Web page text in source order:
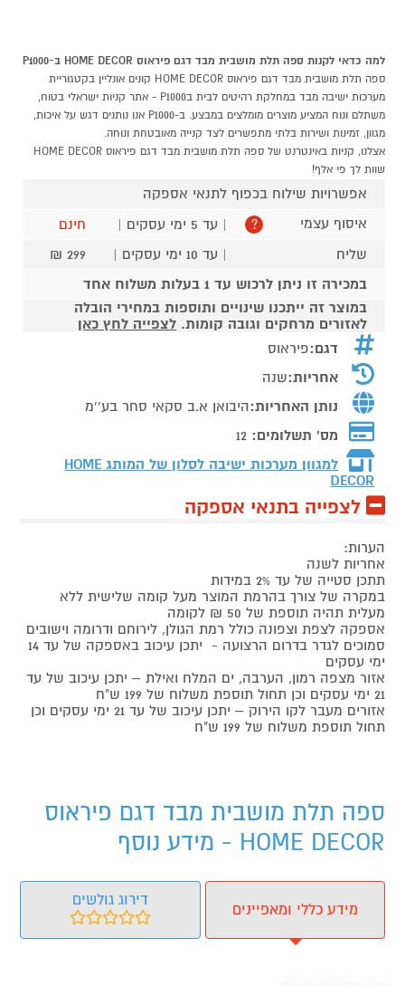
למה כדאי לקנות ספה תלת מושבית מבד דגם פיראוס HOME DECOR ב-P1000
ספה תלת מושבית מבד דגם פיראוס HOME DECOR קונים אונליין בקטגוריית
מערכות ישיבה מבד במחלקת רהיטים לבית בP1000 - אתר קניות ישראלי בטוח,
משתלם ונוח המציע מוצרים מומלצים במבצע. ב-P1000 אנו נותנים דגש על איכות,
מגוון, זמינות ושירות בלתי מתפשרים לצד קנייה מאובטחת ונוחה.
אצלנו, קניות באינטרנט של ספה תלת מושבית מבד דגם פיראוס HOME DECOR
שוות לך פי אלף!
אפשרויות שילוח בכפוף לתנאי אספקה
איסוף עצמי
? | עד 5 ימי עסקים |
חינם
שליח
| עד 10 ימי עסקים |
299 ₪
במכירה זו ניתן לרכוש עד 1 בעלות משלוח אחד
במוצר זה ייתכנו שינויים ותוספות במחירי הובלה
לאזורים מרחקים וגובה קומות. לצפייה לחץ כאן
דגם:פיראוס
אחריות:שנה
נותן האחריות:היבואן א.ב סקאי סחר בע''מ
מס' תשלומים: 12
למגוון מערכות ישיבה לסלון של המותג HOME
DECOR
לצפייה בתנאי אספקה
הערות:
אחריות לשנה
תתכן סטייה של עד 2% במידות
במקרה של צורך בהרמת המוצר מעל קומה שלישית ללא
מעלית תהיה תוספת של 50 ₪ לקומה
אספקה לצפת וצפונה כולל רמת הגולן, לירוחם ודרומה וישובים
סמוכים לגדר בדרום הרצועה - יתכן עיכוב באספקה של עד 14
ימי עסקים
אזור מצפה רמון, הערבה, ים המלח ואילת – יתכן עיכוב של עד
21 ימי עסקים וכן תחול תוספת משלוח של 199 ש"ח
אזורים מעבר לקו הירוק – יתכן עיכוב של עד 21 ימי עסקים וכן
תחול תוספת משלוח של 199 ש"ח
ספה תלת מושבית מבד דגם פיראוס
HOME DECOR - מידע נוסף
מידע כללי ומאפיינים
דירוג גולשים